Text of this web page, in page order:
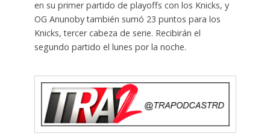
en su primer partido de playoffs con los Knicks, y
OG Anunoby también sumó 23 puntos para los
Knicks, tercer cabeza de serie. Recibirán el
segundo partido el lunes por la noche.